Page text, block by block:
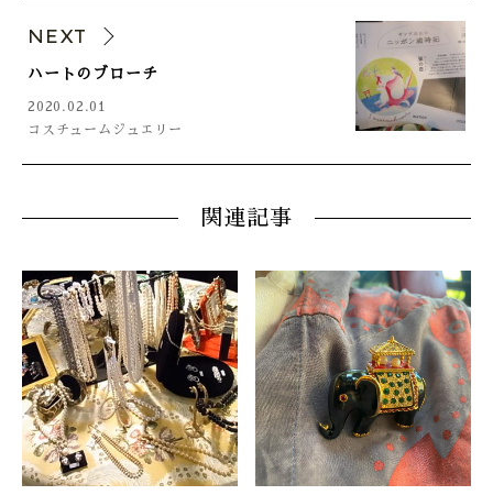
NEXT
ハートのブローチ
2020.02.01
コスチュームジュエリー
関連記事